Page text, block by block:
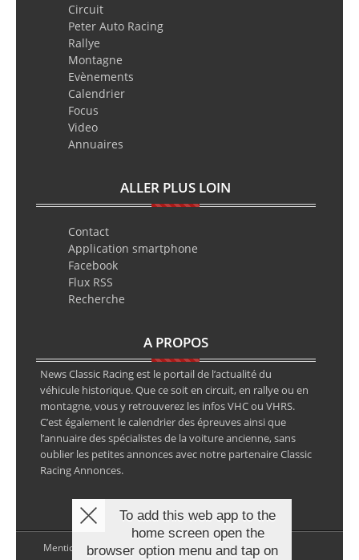
Circuit
Peter Auto Racing
Rallye
Montagne
Evènements
Calendrier
Focus
Video
Annuaires
ALLER PLUS LOIN
Contact
Application smartphone
Facebook
Flux RSS
Recherche
A PROPOS
News Classic Racing est le portail de l’actualité du
véhicule historique. Que ce soit en circuit, en rallye ou en
montagne, vous y retrouverez les infos VHC ou VHRS.
C’est également le calendrier des épreuves ainsi que
l’annuaire des spécialistes de la voiture ancienne, sans
oublier les petites annonces avec notre partenaire Classic
Racing Annonces.
Mentions légales
To add this web app to the
home screen open the
browser option menu and tap on